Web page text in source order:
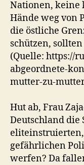
Nationen, keine
Hände weg von
die östliche
schützen,
(Quelle: https://
abgeordnete-
mutter-zu-
Hut ab, Frau
Deutschland die
gefährlichen
werfen? Da